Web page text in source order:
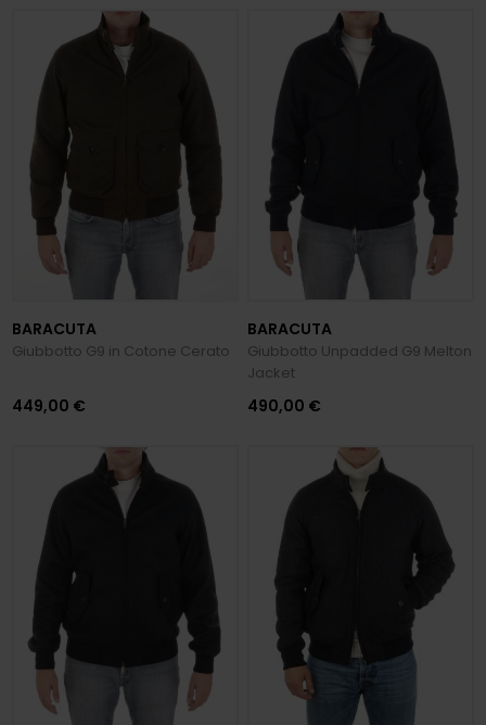
BARACUTA
Giubbotto G9 in Cotone Cerato
449,00 €
BARACUTA
Giubbotto Unpadded G9 Melton
Jacket
490,00 €